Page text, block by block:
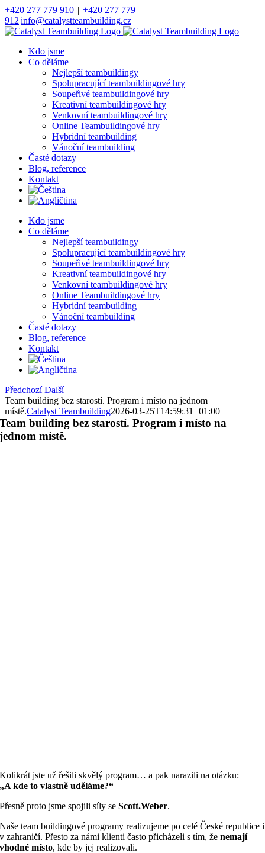
Přeskočit
na
obsah
+420 277 779 910 | +420 277 779
912|info@catalystteambuilding.cz
Facebook
Instagram
Kdo jsme
Co děláme
Nejlepší teambuildingy
Spolupracující teambuildingové hry
Soupeřivé teambuildingové hry
Kreativní teambuildingové hry
Venkovní teambuildingové hry
Online Teambuildingové hry
Hybridní teambuilding
Vánoční teambuilding
Časté dotazy
Blog, reference
Kontakt
Kdo jsme
Co děláme
Nejlepší teambuildingy
Spolupracující teambuildingové hry
Soupeřivé teambuildingové hry
Kreativní teambuildingové hry
Venkovní teambuildingové hry
Online Teambuildingové hry
Hybridní teambuilding
Vánoční teambuilding
Časté dotazy
Blog, reference
Kontakt
Předchozí Další
Team building bez starostí. Program i místo na jednom
místě.Catalyst Teambuilding2026-03-25T14:59:31+01:00
Team building bez starostí. Program i místo na
jednom místě.
Kolikrát jste už řešili skvělý program… a pak narazili na otázku:
„A kde to vlastně uděláme?“
Přesně proto jsme spojili síly seScott.Weber.
Naše team buildingové programy realizujeme po celé České republice i
v zahraničí. Přesto za námi klienti často přicházeli s tím, ženemají
vhodné místo, kde by jej realizovali.